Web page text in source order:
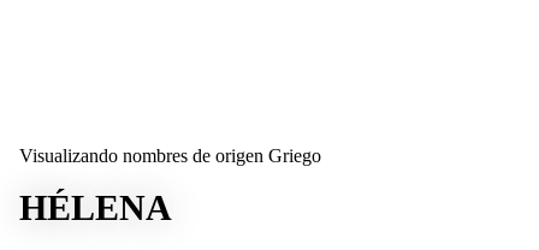
Visualizando nombres de origen Griego
HÉLENA